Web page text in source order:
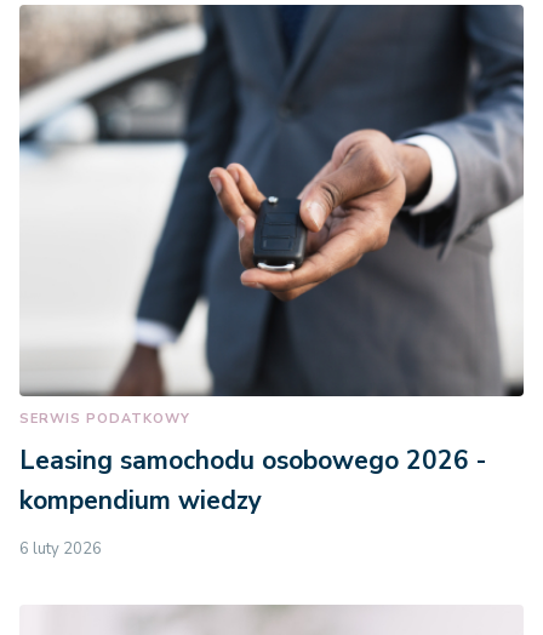
SERWIS PODATKOWY
Leasing samochodu osobowego 2026 -
kompendium wiedzy
6 luty 2026